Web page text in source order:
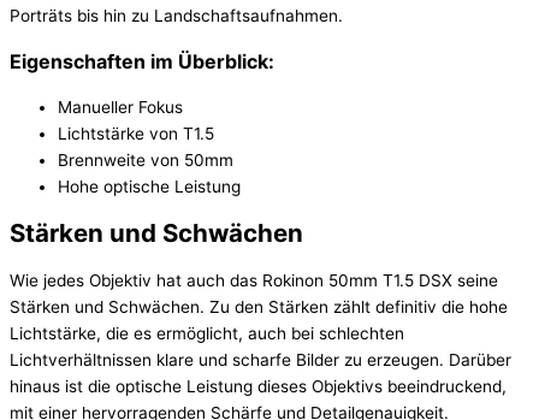
Porträts bis hin zu Landschaftsaufnahmen.
Eigenschaften im Überblick:
Manueller Fokus
Lichtstärke von T1.5
Brennweite von 50mm
Hohe optische Leistung
Stärken und Schwächen
Wie jedes Objektiv hat auch das Rokinon 50mm T1.5 DSX seine
Stärken und Schwächen. Zu den Stärken zählt definitiv die hohe
Lichtstärke, die es ermöglicht, auch bei schlechten
Lichtverhältnissen klare und scharfe Bilder zu erzeugen. Darüber
hinaus ist die optische Leistung dieses Objektivs beeindruckend,
mit einer hervorragenden Schärfe und Detailgenauigkeit.